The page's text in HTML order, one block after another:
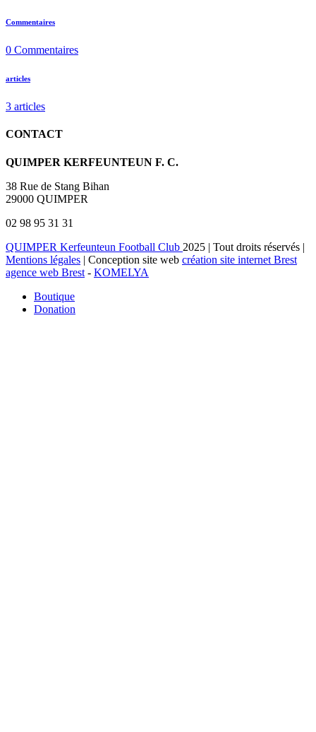
Commentaires
0 Commentaires
articles
3 articles
CONTACT
QUIMPER KERFEUNTEUN F. C.
38 Rue de Stang Bihan
29000 QUIMPER
02 98 95 31 31
QUIMPER Kerfeunteun Football Club 2025 | Tout droits réservés |
Mentions légales | Conception site web création site internet Brest
agence web Brest - KOMELYA
Boutique
Donation